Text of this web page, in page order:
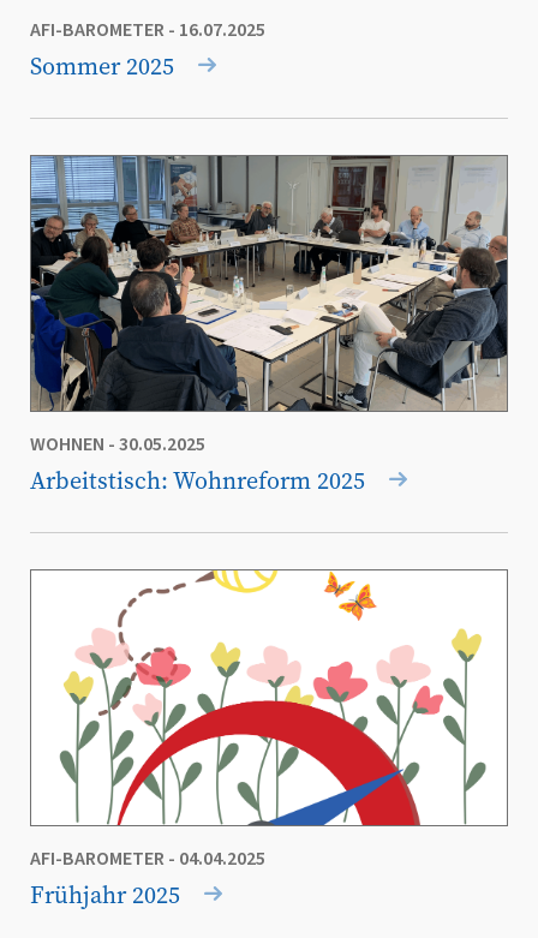
AFI-BAROMETER - 16.07.2025
Sommer 2025
WOHNEN - 30.05.2025
Arbeitstisch: Wohnreform 2025
AFI-BAROMETER - 04.04.2025
Frühjahr 2025